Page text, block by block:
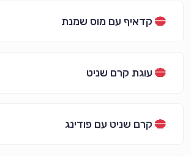
קדאיף עם מוס שמנת
עוגת קרם שניט
קרם שניט עם פודינג